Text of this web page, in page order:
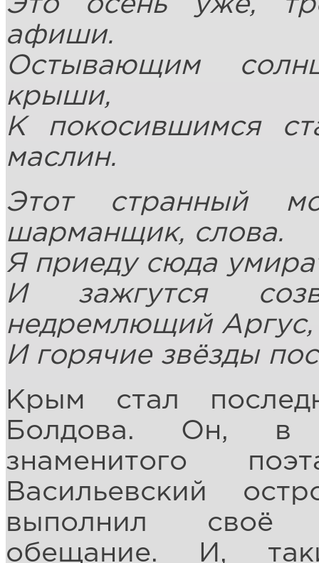
афиши.
Остывающим
крыши,
К покосившимся
маслин.
Этот странный
шарманщик, слова.
Я приеду сюда
И зажгутся
недремлющий Аргус,
И горячие звёзды
Крым стал
Болдова. Он, в
знаменитого
Васильевский
выполнил своё
обещание. И,